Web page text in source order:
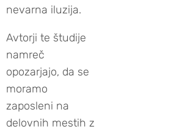
nevarna iluzija.
Avtorji te študije
namreč
opozarjajo, da se
moramo
zaposleni na
delovnih mestih z